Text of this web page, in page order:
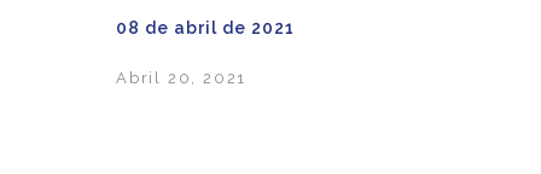
08 de abril de 2021
Abril 20, 2021